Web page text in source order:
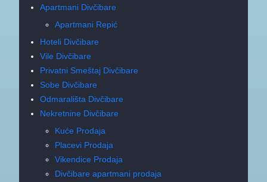
Apartmani Divčibare
Apartmani Repić
Hoteli Divčibare
Vile Divčibare
Privatni Smeštaj Divčibare
Sobe Divčibare
Odmarališta Divčibare
Nekretnine Divčibare
Kuće Prodaja
Placevi Prodaja
Vikendice Prodaja
Divčibare apartmani prodaja